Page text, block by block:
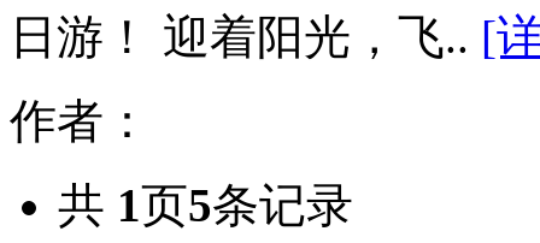
日游！ 迎着阳光，飞.. [
作者：
共 1页5条记录